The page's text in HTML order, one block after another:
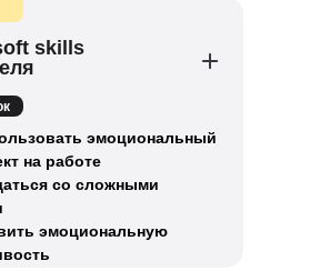
skills
эмоциональный
на работе
со сложными
эмоциональную